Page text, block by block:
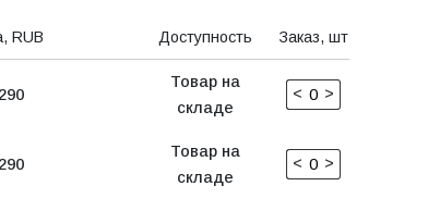
RUB Доступность Заказ, шт
Товар на
складе
< >
Товар на
складе
< >